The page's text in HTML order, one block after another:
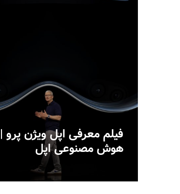
فیلم معرفی اپل ویژن پرو |
هوش مصنوعی اپل